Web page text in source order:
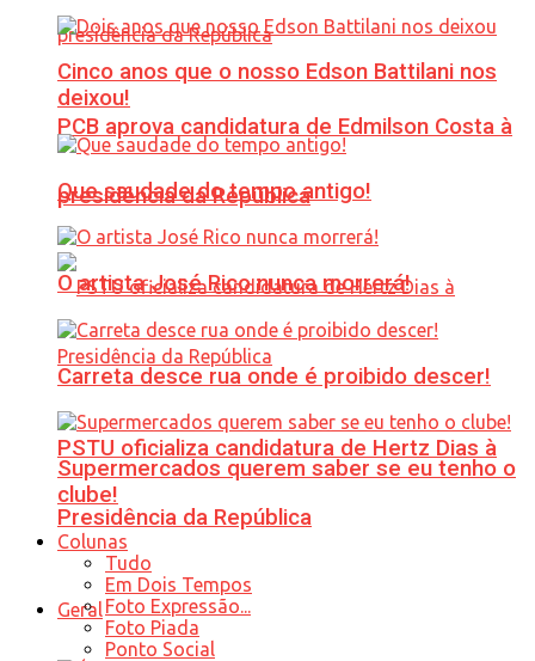
PCB aprova candidatura de Edmilson Costa à
presidência da República
PSTU oficializa candidatura de Hertz Dias à
Presidência da República
Geral
Cinco anos que o nosso Edson Battilani nos
deixou!
Que saudade do tempo antigo!
O artista José Rico nunca morrerá!
Carreta desce rua onde é proibido descer!
Supermercados querem saber se eu tenho o
clube!
Colunas
Tudo
Em Dois Tempos
Foto Expressão...
Foto Piada
Ponto Social